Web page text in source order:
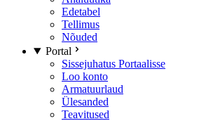
Edetabel
Tellimus
Nõuded
Portal
Sissejuhatus Portaalisse
Loo konto
Armatuurlaud
Ülesanded
Teavitused